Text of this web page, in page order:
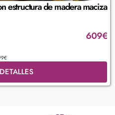
estructura de madera maciza
609€